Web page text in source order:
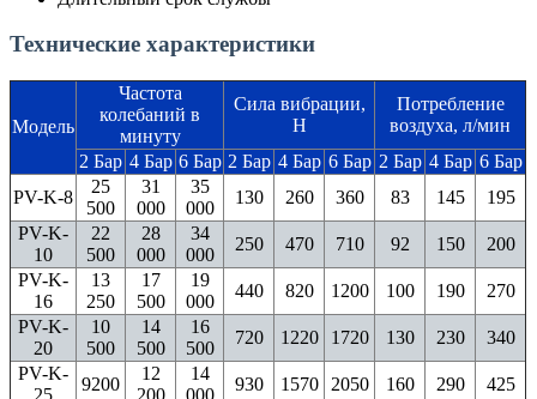
Технические характеристики
Модель
Частота
колебаний в
минуту
Сила вибрации,
Н
Потребление
воздуха, л/мин
2 Бар 4 Бар 6 Бар 2 Бар 4 Бар 6 Бар 2 Бар 4 Бар 6 Бар
PV-K-8
25
500
31
000
35
000
130 260 360 83 145
195
PV-K-
10
22
500
28
000
34
000
250 470 710 92 150
200
PV-K-
16
13
250
17
500
19
000
440 820 1200 100 190
270
PV-K-
20
10
500
14
500
16
500
720 1220 1720 130 230
340
PV-K-
9200
12
14
930 1570 2050 160 290
425